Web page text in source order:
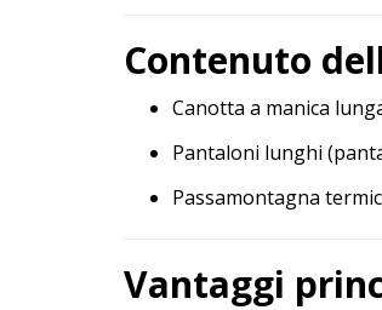
Contenuto
Canotta a manica
Pantaloni lunghi
Passamontagna
Vantaggi